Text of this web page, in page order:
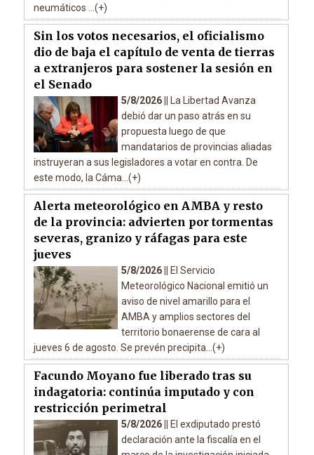
neumáticos ...(+)
Sin los votos necesarios, el oficialismo
dio de baja el capítulo de venta de tierras
a extranjeros para sostener la sesión en
el Senado
5/8/2026 ||
La Libertad Avanza
debió dar un paso atrás en su
propuesta luego de que
mandatarios de provincias aliadas
instruyeran a sus legisladores a votar en contra. De
este modo, la Cáma...(+)
Alerta meteorológico en AMBA y resto
de la provincia: advierten por tormentas
severas, granizo y ráfagas para este
jueves
5/8/2026 ||
El Servicio
Meteorológico Nacional emitió un
aviso de nivel amarillo para el
AMBA y amplios sectores del
territorio bonaerense de cara al
jueves 6 de agosto. Se prevén precipita...(+)
Facundo Moyano fue liberado tras su
indagatoria: continúa imputado y con
restricción perimetral
5/8/2026 ||
El exdiputado prestó
declaración ante la fiscalía en el